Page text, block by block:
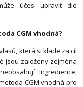
účes upravit dle
CGM vhodná?
která si klade za cíl
jsou založeny zejména
ingredience,
CGM vhodná pro